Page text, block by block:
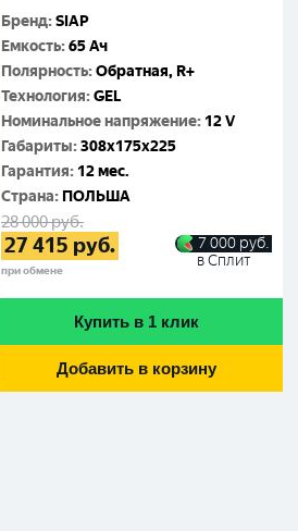
Бренд:SIAP
Емкость:65 Ач
Полярность:Обратная, R+
Технология:GEL
Номинальное напряжение: 12 V
Габариты:308x175x225
Гарантия: 12 мес.
Cтрана: ПОЛЬША
28 000руб.
27 415 руб.
при обмене
7 000 руб.
в Сплит
Купить в 1 клик
Добавить в корзину